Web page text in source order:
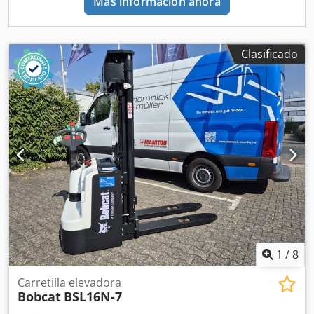
neumáticos delanteros: 80 - 100% Tipo de neumáticos
traseros: Súper elásticos Tamaño de neumáticos traseros:
traseros: 80 - 100% Desplazador lateral, posicionador de
horquillas, 3ª válvula, 4ª válvula, focos de trabajo traseros,
focos de trabajo delanteros, calefacción, rejilla de
protección de carga, cabina completa, elevación libre total,
espejo interior, luz rotativa, limpiaparabrisas, cámara de
marcha atrás, apoyabrazos con minipalanca para 4
funciones hidráulicas, cambio de dirección en el
apoyabrazos
Clasificado
1 /8
Carretilla elevadora
Bobcat BSL16N-7